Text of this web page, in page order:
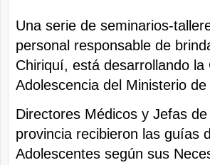
Una serie de seminarios-
personal responsable de
Chiriquí, está desarrollando
Adolescencia del Ministerio de
Directores Médicos y Jefas
provincia recibieron las guías
Adolescentes según sus